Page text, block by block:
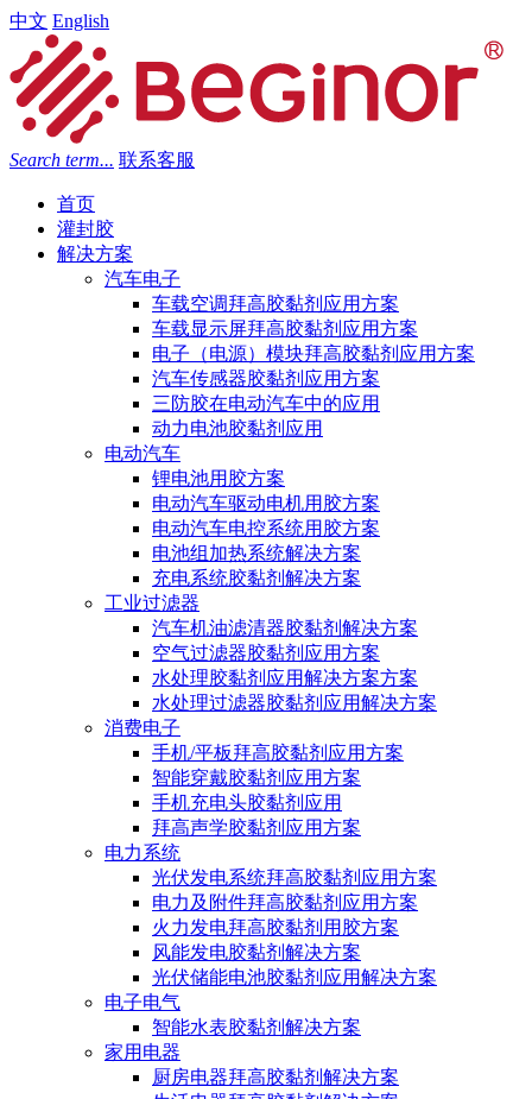
中文 English
Search term... 联系客服
首页
灌封胶
解决方案
汽车电子
车载空调拜高胶黏剂应用方案
车载显示屏拜高胶黏剂应用方案
电子（电源）模块拜高胶黏剂应用方案
汽车传感器胶黏剂应用方案
三防胶在电动汽车中的应用
动力电池胶黏剂应用
电动汽车
锂电池用胶方案
电动汽车驱动电机用胶方案
电动汽车电控系统用胶方案
电池组加热系统解决方案
充电系统胶黏剂解决方案
工业过滤器
汽车机油滤清器胶黏剂解决方案
空气过滤器胶黏剂应用方案
水处理胶黏剂应用解决方案方案
水处理过滤器胶黏剂应用解决方案
消费电子
手机/平板拜高胶黏剂应用方案
智能穿戴胶黏剂应用方案
手机充电头胶黏剂应用
拜高声学胶黏剂应用方案
电力系统
光伏发电系统拜高胶黏剂应用方案
电力及附件拜高胶黏剂应用方案
火力发电拜高胶黏剂用胶方案
风能发电胶黏剂解决方案
光伏储能电池胶黏剂应用解决方案
电子电气
智能水表胶黏剂解决方案
家用电器
厨房电器拜高胶黏剂解决方案